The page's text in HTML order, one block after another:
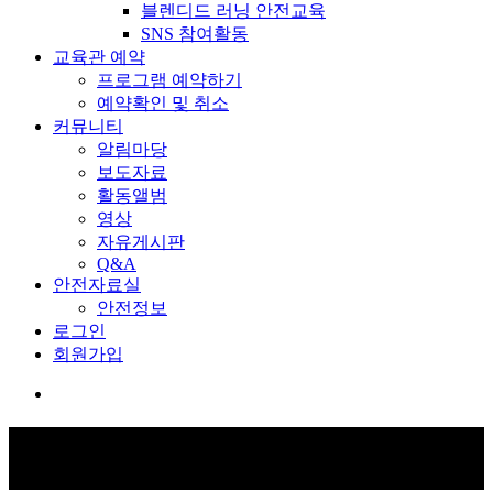
블렌디드 러닝 안전교육
SNS 참여활동
교육관 예약
프로그램 예약하기
예약확인 및 취소
커뮤니티
알림마당
보도자료
활동앨범
영상
자유게시판
Q&A
안전자료실
안전정보
로그인
회원가입